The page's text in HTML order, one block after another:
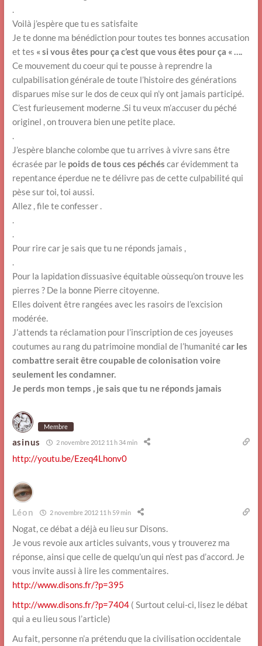
.
Voilà j’espère que tu es satisfaite
Je te donne ma bénédiction pour toutes tes bonnes accusation
et tes « si vous êtes pour ça c’est que vous êtes pour ça « ….
Ce mouvement du coeur qui te pousse à reprendre la
culpabilisation générale de toute l’histoire des générations
disparues mise sur le dos de ceux qui n’y ont jamais participé.
C’est furieusement moderne .Si tu veux m’accuser du péché
originel , on trouvera bien une petite place.
.
J’espère blanche colombe que tu arrives à vivre sans être
écrasée par le poids de tous ces péchés car évidemment ta
repentance éperdue ne te délivre pas de cette culpabilité qui
pèse sur toi, toi aussi.
Allez , file te confesser .
.
.
Pour rire car je sais que tu ne réponds jamais ,
.
Pour la lapidation dissuasive équitable oùssequ’on trouve les
pierres ? De la bonne Pierre citoyenne.
Elles doivent être rangées avec les rasoirs de l’excision
modérée.
J’attends ta réclamation pour l’inscription de ces joyeuses
coutumes au rang du patrimoine mondial de l’humanité car les
combattre serait être coupable de colonisation voire
seulement les condamner.
Je perds mon temps , je sais que tu ne réponds jamais
Membre
asinus 2 novembre 2012 11 h 34 min
http://youtu.be/Ezeq4Lhonv0
Léon 2 novembre 2012 11 h 59 min
Nogat, ce débat a déjà eu lieu sur Disons.
Je vous revoie aux articles suivants, vous y trouverez ma
réponse, ainsi que celle de quelqu’un qui n’est pas d’accord. Je
vous invite aussi à lire les commentaires.
http://www.disons.fr/?p=395
http://www.disons.fr/?p=7404( Surtout celui-ci, lisez le débat
qui a eu lieu sous l’article)
Au fait, personne n’a prétendu que la civilisation occidentale